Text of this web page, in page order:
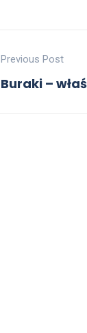
Previous Post
Buraki –